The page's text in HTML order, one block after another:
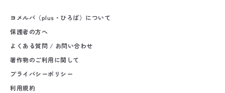
ヨメルバ（plus・ひろば）について
保護者の方へ
よくある質問 / お問い合わせ
著作物のご利用に関して
プライバシーポリシー
利用規約